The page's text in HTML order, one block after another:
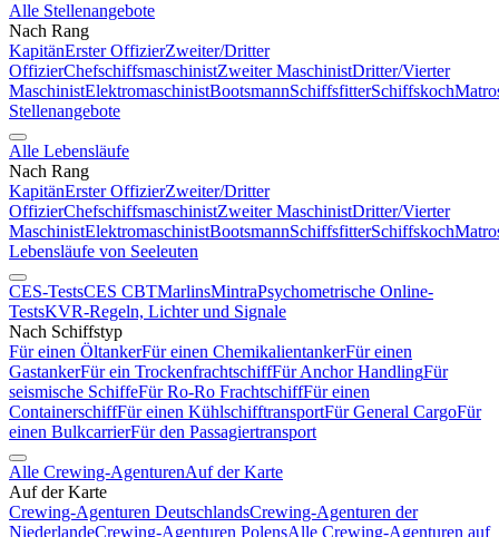
Alle Stellenangebote
Nach Rang
KapitänErster OffizierZweiter/Dritter
OffizierChefschiffsmaschinistZweiter MaschinistDritter/Vierter
MaschinistElektromaschinistBootsmannSchiffsfitterSchiffskoch
Stellenangebote
Alle Lebensläufe
Nach Rang
KapitänErster OffizierZweiter/Dritter
OffizierChefschiffsmaschinistZweiter MaschinistDritter/Vierter
MaschinistElektromaschinistBootsmannSchiffsfitterSchiffskoch
Lebensläufe von Seeleuten
CES-TestsCES CBTMarlinsMintraPsychometrische Online-
TestsKVR-Regeln, Lichter und Signale
Nach Schiffstyp
Für einen ÖltankerFür einen ChemikalientankerFür einen
GastankerFür ein TrockenfrachtschiffFür Anchor HandlingFür
seismische SchiffeFür Ro-Ro FrachtschiffFür einen
ContainerschiffFür einen KühlschifftransportFür General CargoFür
einen BulkcarrierFür den Passagiertransport
Alle Crewing-AgenturenAuf der Karte
Auf der Karte
Crewing-Agenturen DeutschlandsCrewing-Agenturen der
NiederlandeCrewing-Agenturen PolensAlle Crewing-Agenturen auf